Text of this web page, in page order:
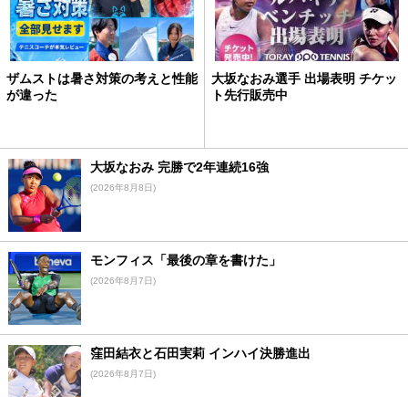
ザムストは暑さ対策の考えと性能
が違った
大坂なおみ選手 出場表明 チケッ
ト先行販売中
大坂なおみ 完勝で2年連続16強
(2026年8月8日)
モンフィス「最後の章を書けた」
(2026年8月7日)
窪田結衣と石田実莉 インハイ決勝進出
(2026年8月7日)